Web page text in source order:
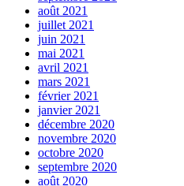
août 2021
juillet 2021
juin 2021
mai 2021
avril 2021
mars 2021
février 2021
janvier 2021
décembre 2020
novembre 2020
octobre 2020
septembre 2020
août 2020